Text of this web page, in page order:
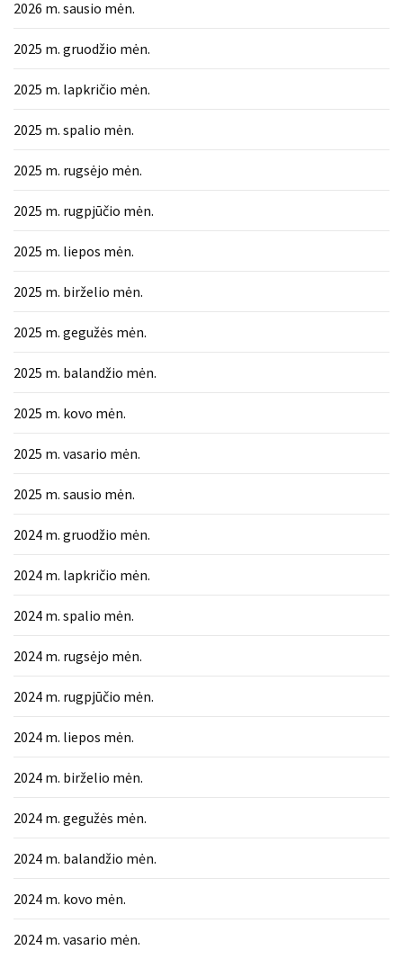
(20)
LAISVALAIKIS
(13)
Uncategorized
(12)
Ekologija
2026 m. sausio mėn.
2025 m. gruodžio mėn.
2025 m. lapkričio mėn.
2025 m. spalio mėn.
2025 m. rugsėjo mėn.
2025 m. rugpjūčio mėn.
2025 m. liepos mėn.
2025 m. birželio mėn.
2025 m. gegužės mėn.
2025 m. balandžio mėn.
2025 m. kovo mėn.
2025 m. vasario mėn.
2025 m. sausio mėn.
2024 m. gruodžio mėn.
2024 m. lapkričio mėn.
2024 m. spalio mėn.
2024 m. rugsėjo mėn.
2024 m. rugpjūčio mėn.
2024 m. liepos mėn.
2024 m. birželio mėn.
2024 m. gegužės mėn.
2024 m. balandžio mėn.
2024 m. kovo mėn.
2024 m. vasario mėn.